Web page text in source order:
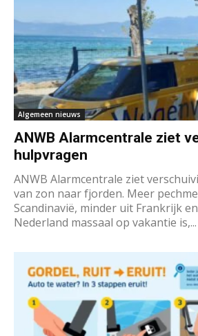
Algemeen nieuws
ANWB Alarmcentrale ziet
hulpvragen
ANWB Alarmcentrale ziet
van zon naar fjorden. Meer
Scandinavië, minder uit Frankrijk
Nederland massaal op vakantie is,...